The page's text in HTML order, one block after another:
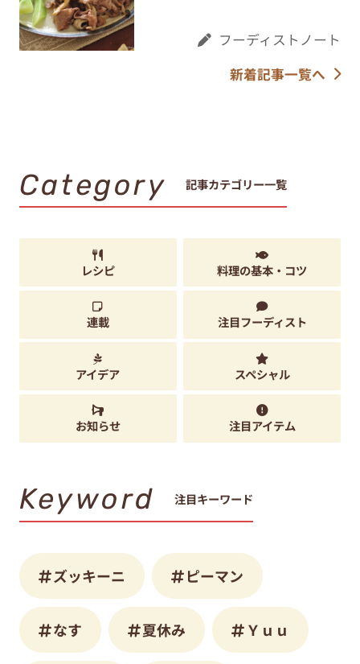
フーディストノート
新着記事一覧へ
Category 記事カテゴリー一覧
レシピ 料理の基本・コツ
連載 注目フーディスト
アイデア スペシャル
お知らせ 注目アイテム
Keyword 注目キーワード
ズッキーニ ピーマン
なす 夏休み Ｙｕｕ